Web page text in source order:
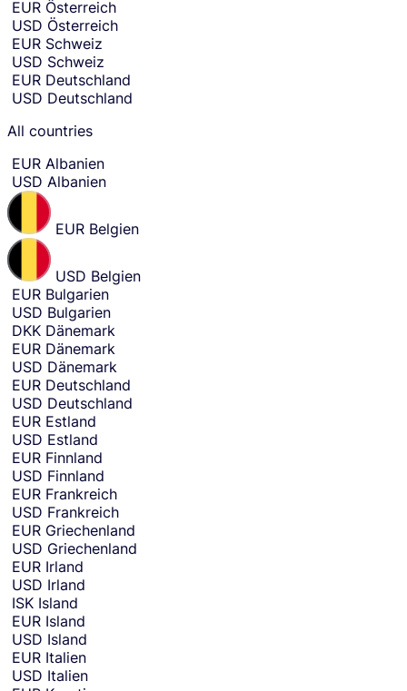
e
h
e
c
o
u
n
y
o
r
c
u
e
n
c
y
y
o
u
w
a
n
o
s
e
n
d
m
o
n
country
and
currency
selection
and
move
to
sending
entry.
EUR Österreich
USD Österreich
EUR Schweiz
USD Schweiz
EUR Deutschland
USD Deutschland
All countries
EUR Albanien
USD Albanien
EUR Belgien
USD Belgien
EUR Bulgarien
USD Bulgarien
DKK Dänemark
EUR Dänemark
USD Dänemark
EUR Deutschland
USD Deutschland
EUR Estland
USD Estland
EUR Finnland
USD Finnland
EUR Frankreich
USD Frankreich
EUR Griechenland
USD Griechenland
EUR Irland
USD Irland
ISK Island
EUR Island
USD Island
EUR Italien
USD Italien